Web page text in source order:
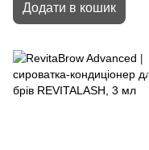
Додати в кошик